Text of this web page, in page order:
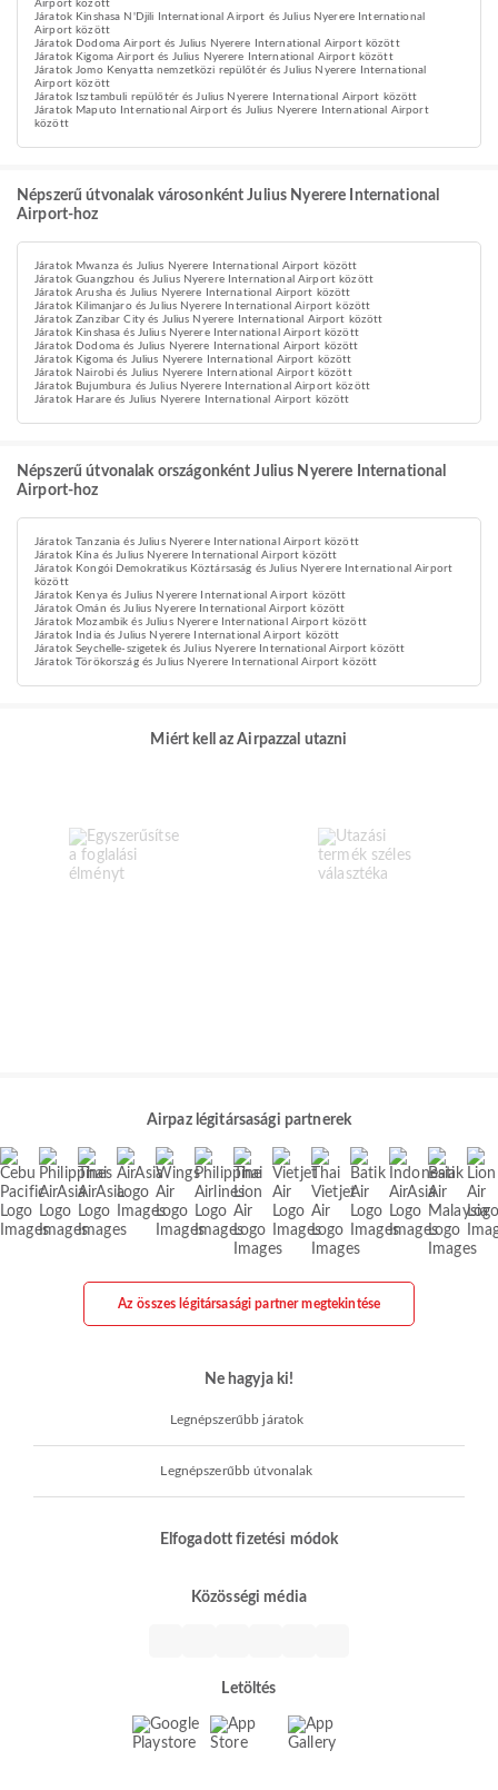
Airport között
Járatok Kinshasa N'Djili International Airport és Julius Nyerere International
Airport között
Járatok Dodoma Airport és Julius Nyerere International Airport között
Járatok Kigoma Airport és Julius Nyerere International Airport között
Járatok Jomo Kenyatta nemzetközi repülőtér és Julius Nyerere International
Airport között
Járatok Isztambuli repülőtér és Julius Nyerere International Airport között
Járatok Maputo International Airport és Julius Nyerere International Airport
között
Népszerű útvonalak városonként Julius Nyerere International
Airport-hoz
Járatok Mwanza és Julius Nyerere International Airport között
Járatok Guangzhou és Julius Nyerere International Airport között
Járatok Arusha és Julius Nyerere International Airport között
Járatok Kilimanjaro és Julius Nyerere International Airport között
Járatok Zanzibar City és Julius Nyerere International Airport között
Járatok Kinshasa és Julius Nyerere International Airport között
Járatok Dodoma és Julius Nyerere International Airport között
Járatok Kigoma és Julius Nyerere International Airport között
Járatok Nairobi és Julius Nyerere International Airport között
Járatok Bujumbura és Julius Nyerere International Airport között
Járatok Harare és Julius Nyerere International Airport között
Népszerű útvonalak országonként Julius Nyerere International
Airport-hoz
Járatok Tanzania és Julius Nyerere International Airport között
Járatok Kína és Julius Nyerere International Airport között
Járatok Kongói Demokratikus Köztársaság és Julius Nyerere International Airport
között
Járatok Kenya és Julius Nyerere International Airport között
Járatok Omán és Julius Nyerere International Airport között
Járatok Mozambik és Julius Nyerere International Airport között
Járatok India és Julius Nyerere International Airport között
Járatok Seychelle-szigetek és Julius Nyerere International Airport között
Járatok Törökország és Julius Nyerere International Airport között
Miért kell az Airpazzal utazni
Airpaz légitársasági partnerek
Az összes légitársasági partner megtekintése
Ne hagyja ki!
Legnépszerűbb járatok
Legnépszerűbb útvonalak
Elfogadott fizetési módok
Közösségi média
Letöltés